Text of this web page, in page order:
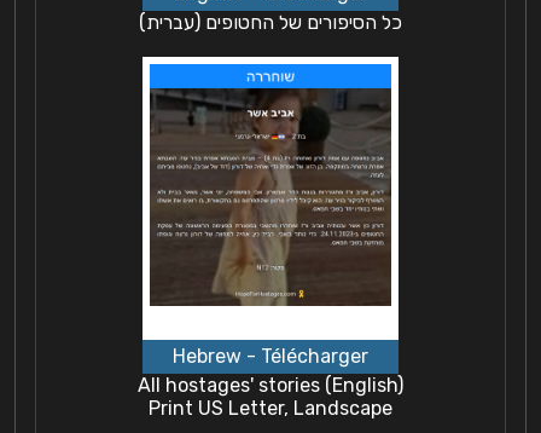
כל הסיפורים של החטופים (עברית)
All hostages' stories (English)
Print US Letter, Landscape